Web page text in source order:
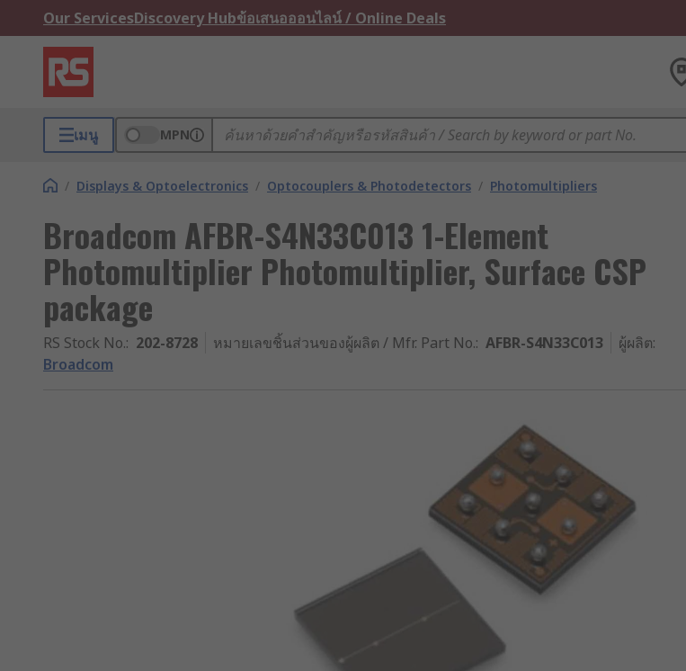
Our ServicesDiscovery Hubข้อเสนอออนไลน์ / Online Deals
เมนู MPN
/ Displays & Optoelectronics / Optocouplers & Photodetectors / Photomultipliers
Broadcom AFBR-S4N33C013 1-Element
Photomultiplier Photomultiplier, Surface CSP
package
RS Stock No.: 202-8728 หมายเลขชิ้นส่วนของผู้ผลิต / Mfr. Part No.: AFBR-S4N33C013 ผู้ผลิต:
Broadcom